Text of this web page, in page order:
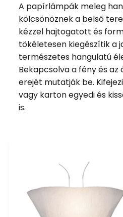
A papírlámpák meleg
kölcsönöznek a belső
kézzel hajtogatott és
tökéletesen kiegészítik a
természetes hangulatú
Bekapcsolva a fény és
erejét mutatják be.
vagy karton egyedi és
is.